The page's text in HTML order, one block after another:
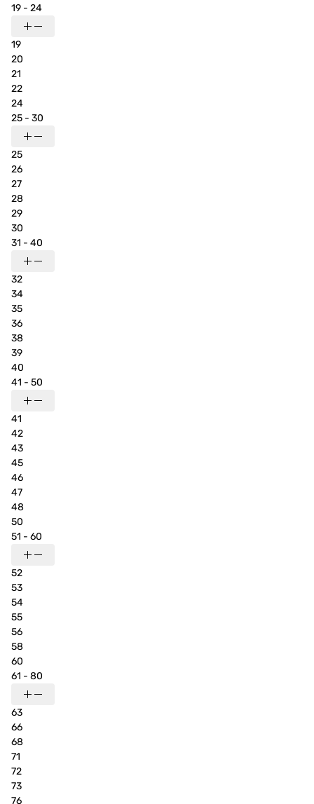
19 - 24
19
20
21
22
24
25 - 30
25
26
27
28
29
30
31 - 40
32
34
35
36
38
39
40
41 - 50
41
42
43
45
46
47
48
50
51 - 60
52
53
54
55
56
58
60
61 - 80
63
66
68
71
72
73
76